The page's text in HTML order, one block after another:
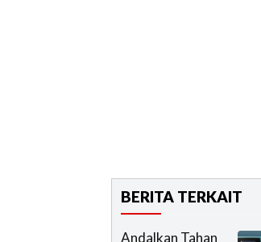
BERITA TERKAIT
Andalkan Tahan